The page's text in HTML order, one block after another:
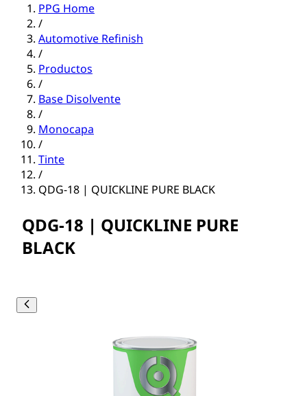
PPG Home
/
Automotive Refinish
/
Productos
/
Base Disolvente
/
Monocapa
/
Tinte
/
QDG-18 | QUICKLINE PURE BLACK
QDG-18 | QUICKLINE PURE
BLACK